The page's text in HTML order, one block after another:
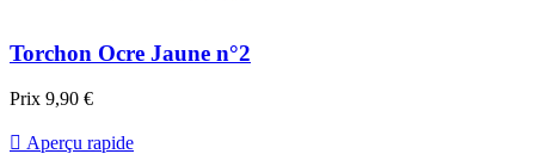
Torchon Ocre Jaune n°2
Prix 9,90 €
 Aperçu rapide